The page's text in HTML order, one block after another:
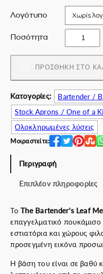
Λογότυπο
Ποσότητα
h
e
B
a
r
t
e
n
d
e
s
a
f
M
e
ΠΡΟΣΘΉΚΗ ΣΤΟ
Κατογορίες: Bartender /
Stock Aprons / One of a
Ολοκληρωμένες λύσεις
Μοιραστείτε:
Περιγραφή
Επιπλέον πληροφορίες
ΤοThe Bartender’s Leaf
επαγγελματικό πουκάμισο
εστιατόρια και χώρους
προσεγμένη εικόνα
Η βάση του είναι σε βαθύ